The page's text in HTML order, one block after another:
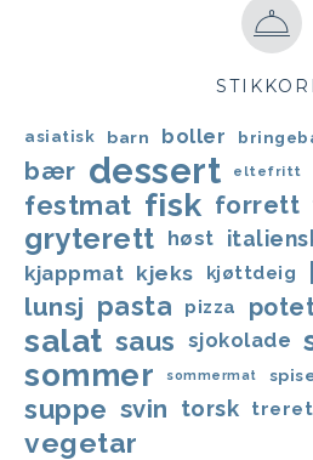
asiatisk barn boller
bær dessert eltefritt
festmat fisk forrett
gryterett høst
kjappmat kjeks kjøttdeig
lunsj pasta pizza
salat saus sjokolade
sommer sommermat
suppe svin torsk
vegetar